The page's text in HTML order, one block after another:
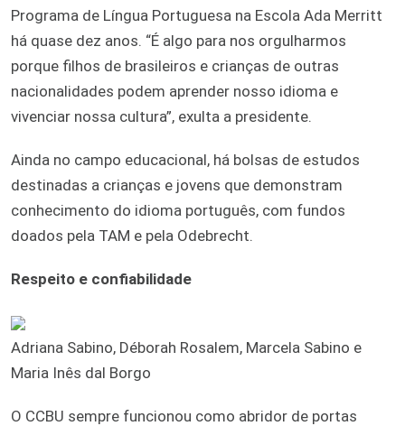
Programa de Língua Portuguesa na Escola Ada Merritt
há quase dez anos. “É algo para nos orgulharmos
porque filhos de brasileiros e crianças de outras
nacionalidades podem aprender nosso idioma e
vivenciar nossa cultura”, exulta a presidente.
Ainda no campo educacional, há bolsas de estudos
destinadas a crianças e jovens que demonstram
conhecimento do idioma português, com fundos
doados pela TAM e pela Odebrecht.
Respeito e confiabilidade
Adriana Sabino, Déborah Rosalem, Marcela Sabino e
Maria Inês dal Borgo
O CCBU sempre funcionou como abridor de portas